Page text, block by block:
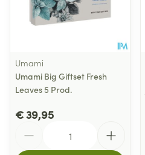
Umami
Umami Big Giftset Fresh
Leaves 5 Prod.
€ 39,95